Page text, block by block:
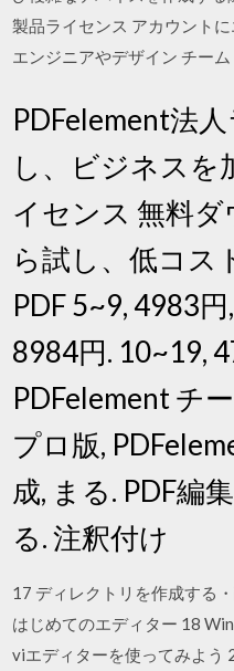
製品ライセンス アカウント
エンジニアやデザイン チー
PDFelement法
し、ビジネスを
イセンス 無料
ら試し、低コス
PDF 5~9, 4983
8984円. 10~19,
PDFelement チ
プロ版,
成, まる. PDF編
る. 注釈付け
17 ディレクトリを作成する
はじめてのエディター 18
viエディターを使ってみよう